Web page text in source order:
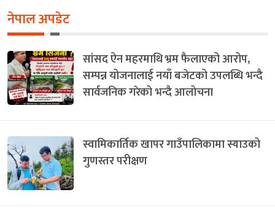
नेपाल अपडेट
सांसद ऐन महरमाथि भ्रम फैलाएको आरोप,
सम्पन्न योजनालाई नयाँ बजेटको उपलब्धि भन्दै
सार्वजनिक गरेको भन्दै आलोचना
स्वामिकार्तिक खापर गाउँपालिकामा स्याउको
गुणस्तर परीक्षण